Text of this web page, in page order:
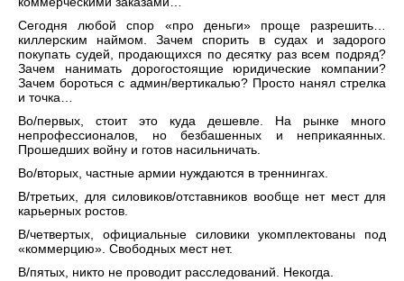
Сегодня любой спор «про деньги» проще разрешить…
киллерским наймом. Зачем спорить в судах и задорого
покупать судей, продающихся по десятку раз всем подряд?
Зачем нанимать дорогостоящие юридические компании?
Зачем бороться с админ/вертикалью? Просто нанял стрелка
и точка…
Во/первых, стоит это куда дешевле. На рынке много
непрофессионалов, но безбашенных и неприкаянных.
Прошедших войну и готов насильничать.
Во/вторых, частные армии нуждаются в треннингах.
В/третьих, для силовиков/отставников вообще нет мест для
карьерных ростов.
В/четвертых, официальные силовики укомплектованы под
«коммерцию». Свободных мест нет.
В/пятых, никто не проводит расследований. Некогда.